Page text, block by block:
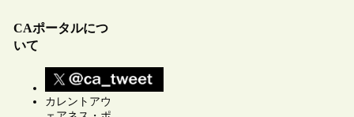
CAポータルにつ
いて
カレントアウ